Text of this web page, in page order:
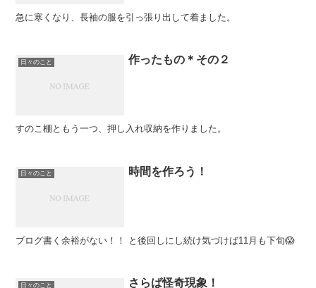
急に寒くなり、長袖の服を引っ張り出して着ました。
日々のこと 作ったもの＊その２
すのこ棚ともう一つ、押し入れ収納を作りました。
日々のこと 時間を作ろう！
ブログ書く余裕がない！！ と後回しにし続け気づけば11月も下旬😱
日々のこと さらば怪奇現象！